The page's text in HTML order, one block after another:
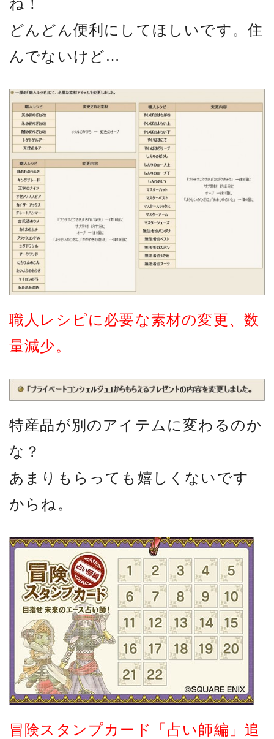
どんどん便利にしてほしいです。住
んでないけど…
職人レシピに必要な素材の変更、数
量減少。
特産品が別のアイテムに変わるのか
な？
あまりもらっても嬉しくないです
からね。
冒険スタンプカード「占い師編」追